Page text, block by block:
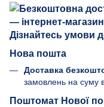
Нова пошта
Доставка
замовлень на суму
Поштомат Нової